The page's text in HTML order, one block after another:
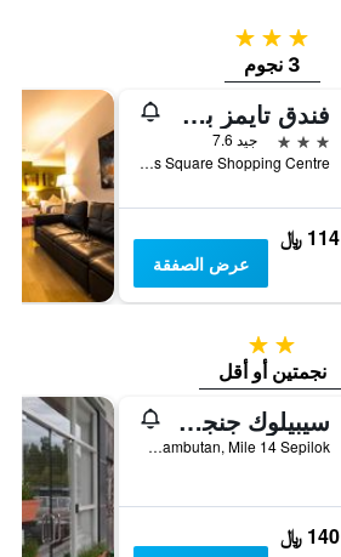
3 نجوم
3 نجوم
فندق تايمز بروناي
3 نجوم
جيد 7.6
2nd Floor, Times Square Shopping Centre, باندار سري بيغاون, بروناي دار السلام
114 ﷼
عرض الصفقة
2 نجمتين
نجمتين أو أقل
سيبيلوك جنجل ريزورت
Jalan Rambutan, Mile 14 Sepilok, سانداكان, ماليزيا
140 ﷼